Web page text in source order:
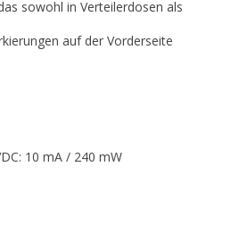
sowohl in Verteilerdosen als
auf der Vorderseite
10 mA / 240 mW